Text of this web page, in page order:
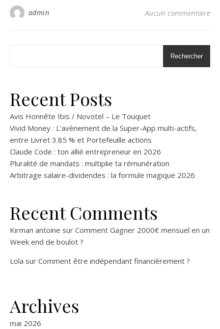
admin Aucun commentaire
Rechercher
Recent Posts
Avis Honnête Ibis / Novotel – Le Touquet
Vivid Money : L’avènement de la Super-App multi-actifs,
entre Livret 3.85 % et Portefeuille actions
Claude Code : ton allié entrepreneur en 2026
Pluralité de mandats : multiplie ta rémunération
Arbitrage salaire-dividendes : la formule magique 2026
Recent Comments
Kirman antoine sur Comment Gagner 2000€ mensuel en un
Week end de boulot ?
Lola sur Comment être indépendant financièrement ?
Archives
mai 2026